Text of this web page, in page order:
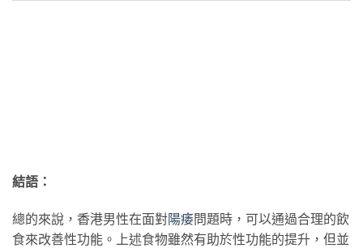
結語：
總的來說，香港男性在面對陽痿問題時，可以通過合理的飲
食來改善性功能。上述食物雖然有助於性功能的提升，但並